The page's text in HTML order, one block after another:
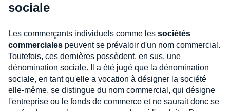
sociale
Les commerçants individuels comme les sociétés
commerciales peuvent se prévaloir d'un nom commercial.
Toutefois, ces dernières possèdent, en sus, une
dénomination sociale. Il a été jugé que la dénomination
sociale, en tant qu'elle a vocation à désigner la société
elle-même, se distingue du nom commercial, qui désigne
l'entreprise ou le fonds de commerce et ne saurait donc se